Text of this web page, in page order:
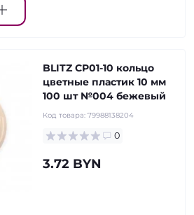
BLITZ CP01-10 кольцо
цветные пластик 10 мм
100 шт №004 бежевый
Код товара: 79988138204
0
3.72 BYN